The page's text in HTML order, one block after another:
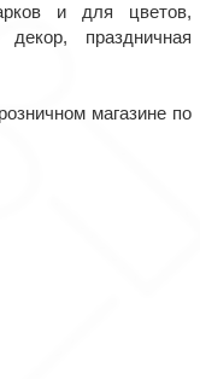
и для цветов,
праздничная
магазине по